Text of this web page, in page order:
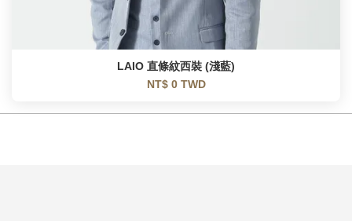
LAIO 直條紋西裝 (淺藍)
NT$ 0 TWD